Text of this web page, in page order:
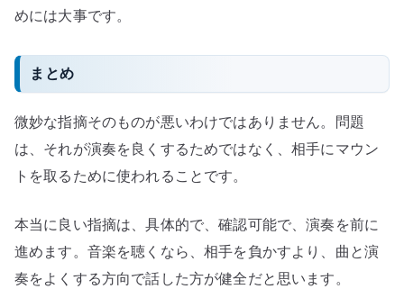
めには大事です。
まとめ
微妙な指摘そのものが悪いわけではありません。問題
は、それが演奏を良くするためではなく、相手にマウン
トを取るために使われることです。
本当に良い指摘は、具体的で、確認可能で、演奏を前に
進めます。音楽を聴くなら、相手を負かすより、曲と演
奏をよくする方向で話した方が健全だと思います。